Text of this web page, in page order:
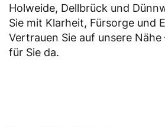
Holweide, Dellbrück und
Sie mit Klarheit, Fürsorge und
Vertrauen Sie auf unsere
für Sie da.